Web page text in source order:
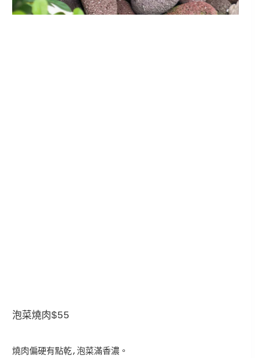
泡菜燒肉$55
燒肉偏硬有點乾,泡菜滿香濃。